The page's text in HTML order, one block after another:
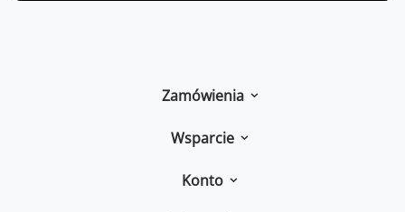
Zamówienia
Wsparcie
Konto